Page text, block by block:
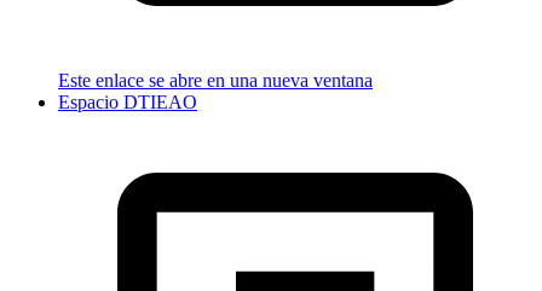
Este enlace se abre en una nueva ventana
Espacio DTIEAO